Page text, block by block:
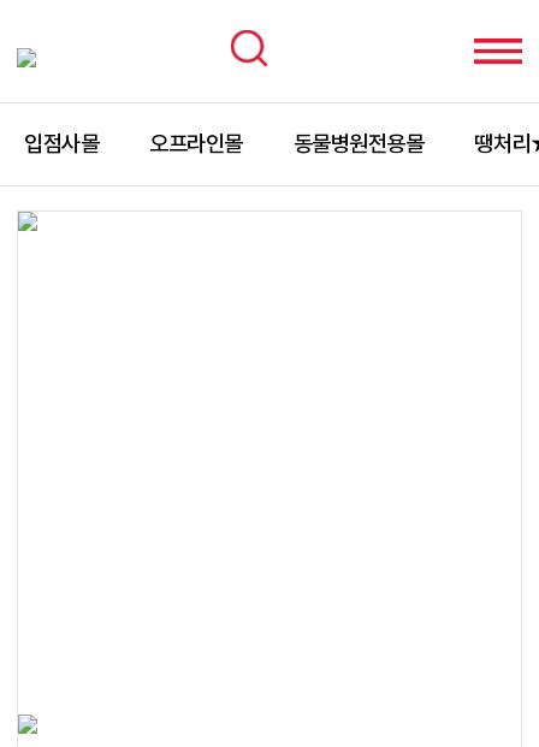
입점사몰 오프라인몰 동물병원전용몰 땡처